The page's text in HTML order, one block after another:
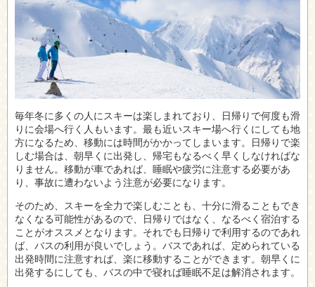
毎年冬に多くの人にスキーは楽しまれており、日帰りで何度も滑
りに会場へ行く人もいます。 最も近いスキー場へ行くにしても地
方になるため、移動には時間がかかってしまいます。日帰りで楽
しむ場合は、朝早くに出発し、帰宅もなるべく早くしなければな
りません。移動が車であれば、睡眠や疲労に注意する必要があ
り、事故に遭わないよう注意が必要になります。
そのため、スキーを全力で楽しむことも、十分に滑ることもでき
なくなる可能性があるので、日帰りではなく、なるべく宿泊する
ことがオススメとなります。それでも日帰りで利用するのであれ
ば、バスの利用が良いでしょう。バスであれば、定められている
出発時間に注意すれば、楽に移動することができます。朝早くに
出発するにしても、バスの中で寝れば睡眠不足は解消されます。